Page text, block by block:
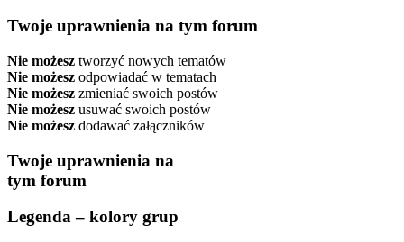
Twoje uprawnienia na tym forum
Nie możesz tworzyć nowych tematów
Nie możesz odpowiadać w tematach
Nie możesz zmieniać swoich postów
Nie możesz usuwać swoich postów
Nie możesz dodawać załączników
Twoje uprawnienia na
tym forum
Legenda – kolory grup